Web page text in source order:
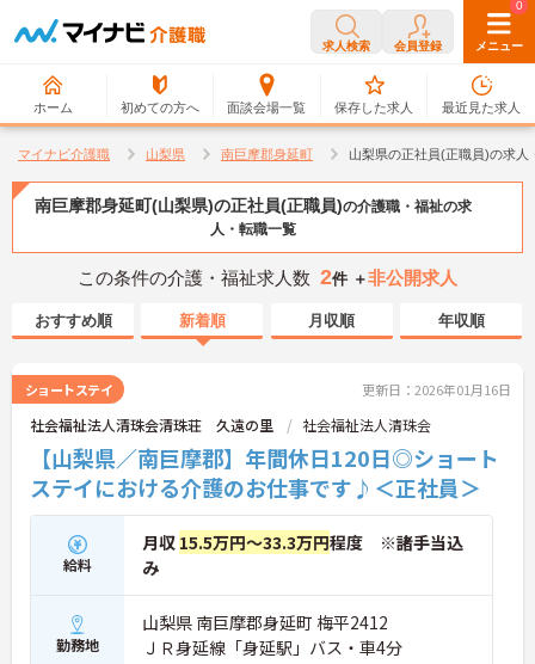
求人検索 会員登録 メニュー
ホーム 初めての方へ 面談会場一覧
0
保存した求人
0
最近見た求人
マイナビ介護職 山梨県 南巨摩郡身延町 山梨県の正社員(正職員)の求人
南巨摩郡身延町(山梨県)の正社員(正職員)の介護職・福祉の求
人・転職一覧
この条件の介護・福祉求人数 2件 ＋非公開求人
おすすめ順 新着順 月収順 年収順
ショートステイ 更新日：2026年01月16日
社会福祉法人清珠会清珠荘 久遠の里 社会福祉法人清珠会
【山梨県／南巨摩郡】年間休日120日◎ショート
ステイにおける介護のお仕事です♪＜正社員＞
給料
月収 15.5万円～33.3万円程度 ※諸手当込
み
勤務地
山梨県 南巨摩郡身延町 梅平2412
ＪＲ身延線「身延駅」バス・車4分